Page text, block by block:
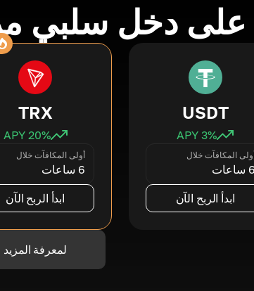
دخل سلبي
USDT
3% APY
المكافآت خلال
6 ساعات
ابدأ الربح الآن
TRX
20% APY
أولى المكافآت خلال
6 ساعات
ابدأ الربح الآن
لمعرفة المزيد